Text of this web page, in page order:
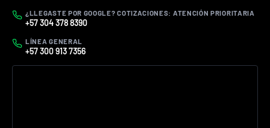
¿LLEGASTE POR GOOGLE? COTIZACIONES: ATENCIÓN PRIORITARIA
+57 304 378 8390
LÍNEA GENERAL
+57 300 913 7356